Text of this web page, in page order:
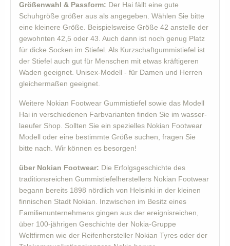
Größenwahl & Passform: Der Hai fällt eine gute
Schuhgröße größer aus als angegeben. Wählen Sie bitte
eine kleinere Größe. Beispielsweise Größe 42 anstelle der
gewohnten 42,5 oder 43. Auch dann ist noch genug Platz
für dicke Socken im Stiefel. Als Kurzschaftgummistiefel ist
der Stiefel auch gut für Menschen mit etwas kräftigeren
Waden geeignet. Unisex-Modell - für Damen und Herren
gleichermaßen geeignet.
Weitere Nokian Footwear Gummistiefel sowie das Modell
Hai in verschiedenen Farbvarianten finden Sie im wasser-
laeufer Shop. Sollten Sie ein spezielles Nokian Footwear
Modell oder eine bestimmte Größe suchen, fragen Sie
bitte nach. Wir können es besorgen!
über Nokian Footwear: Die Erfolgsgeschichte des
traditionsreichen Gummistiefelherstellers Nokian Footwear
begann bereits 1898 nördlich von Helsinki in der kleinen
finnischen Stadt Nokian. Inzwischen im Besitz eines
Familienunternehmens gingen aus der ereignisreichen,
über 100-jährigen Geschichte der Nokia-Gruppe
Weltfirmen wie der Reifenhersteller Nokian Tyres oder der